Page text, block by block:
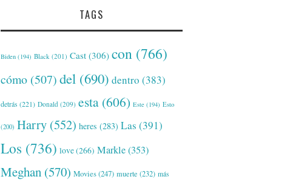
TAGS
Biden (194) Black (201) Cast (306) con (766)
cómo (507)del (690) dentro (383)
detrás (221) Donald (209) esta (606) Este (194) Esto
(200) Harry (552) heres (283) Las (391)
Los (736) love(266) Markle(353)
Meghan (570) Movies(247) muerte (232) más